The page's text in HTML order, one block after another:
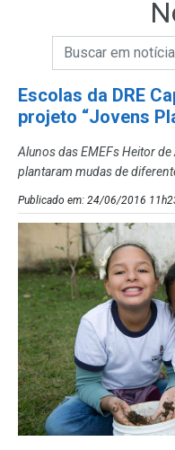
Campo de
Campo de Busca
Escolas da DRE
projeto “Jovens
Alunos das EMEFs Heitor
plantaram mudas de
Publicado em: 24/06/2016